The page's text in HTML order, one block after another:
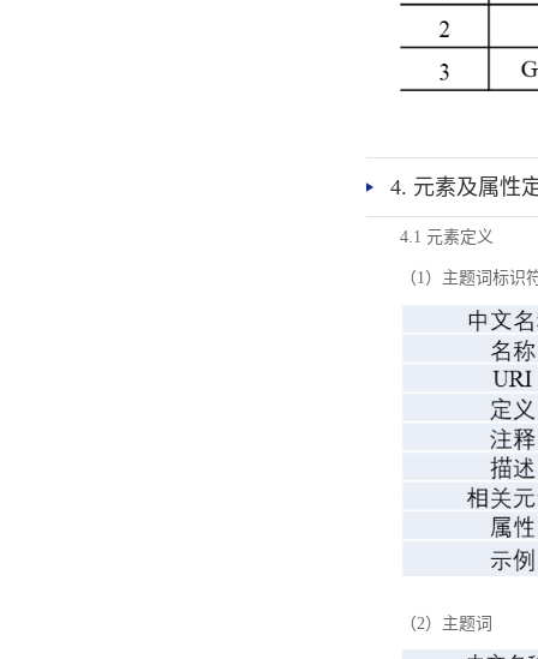
4. 元素及属性
4.1 元素定义
（1）主题词标识
（2）主题词